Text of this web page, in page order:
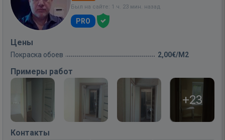
Был на сайте: 1 ч. 23 мин. назад
PRO
Цены
Покраска обоев 2,00€/M2
Примеры работ
+23
Контакты